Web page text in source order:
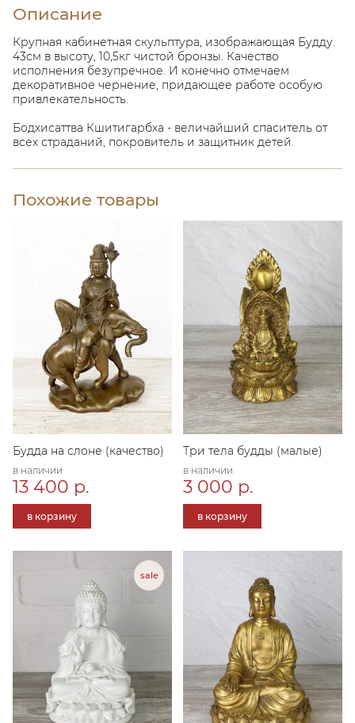
Описание
Крупная кабинетная скульптура, изображающая Будду.
43см в высоту, 10,5кг чистой бронзы. Качество
исполнения безупречное. И конечно отмечаем
декоративное чернение, придающее работе особую
привлекательность.
Бодхисаттва Кшитигарбха - величайший спаситель от
всех страданий, покровитель и защитник детей.
Похожие товары
Будда на слоне (качество)
в наличии
13 400 р.
в корзину
Три тела будды (малые)
в наличии
3 000 р.
в корзину